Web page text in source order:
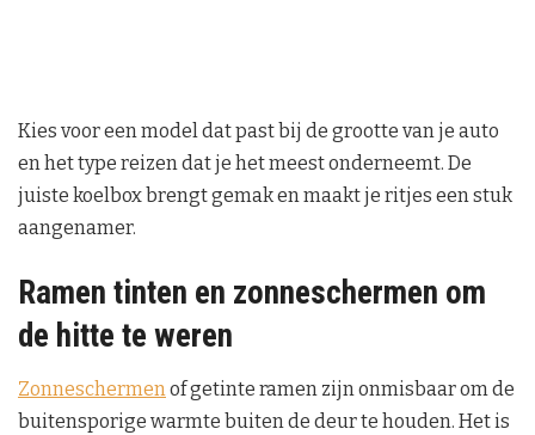
Kies voor een model dat past bij de grootte van je auto
en het type reizen dat je het meest onderneemt. De
juiste koelbox brengt gemak en maakt je ritjes een stuk
aangenamer.
Ramen tinten en zonneschermen om
de hitte te weren
Zonneschermenof getinte ramen zijn onmisbaar om de
buitensporige warmte buiten de deur te houden. Het is